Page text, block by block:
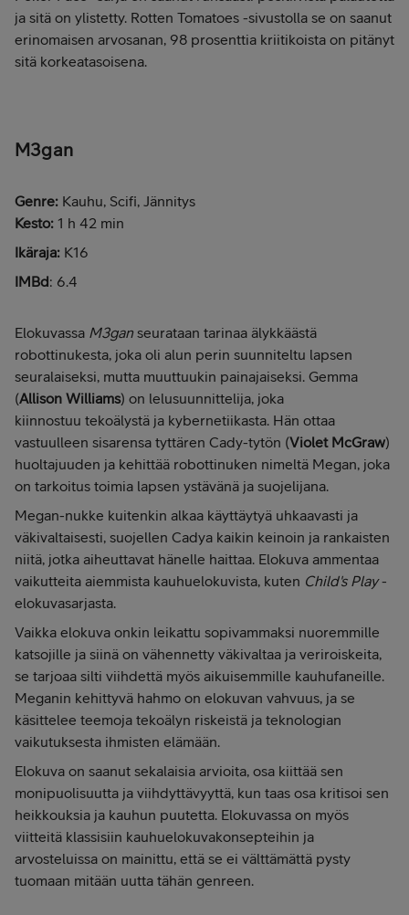
ja sitä on ylistetty. Rotten Tomatoes -sivustolla se on saanut
erinomaisen arvosanan, 98 prosenttia kriitikoista on pitänyt
sitä korkeatasoisena.
M3gan
Genre: Kauhu, Scifi, Jännitys
Kesto: 1 h 42 min
Ikäraja: K16
IMBd: 6.4
Elokuvassa M3ganseurataan tarinaa älykkäästä
robottinukesta, joka oli alun perin suunniteltu lapsen
seuralaiseksi, mutta muuttuukin painajaiseksi. Gemma
(Allison Williams) on lelusuunnittelija, joka
kiinnostuu tekoälystä ja kybernetiikasta. Hän ottaa
vastuulleen sisarensa tyttären Cady-tytön (Violet McGraw)
huoltajuuden ja kehittää robottinuken nimeltä Megan, joka
on tarkoitus toimia lapsen ystävänä ja suojelijana.
Megan-nukke kuitenkin alkaa käyttäytyä uhkaavasti ja
väkivaltaisesti, suojellen Cadya kaikin keinoin ja rankaisten
niitä, jotka aiheuttavat hänelle haittaa. Elokuva ammentaa
vaikutteita aiemmista kauhuelokuvista, kuten Child's Play-
elokuvasarjasta.
Vaikka elokuva onkin leikattu sopivammaksi nuoremmille
katsojille ja siinä on vähennetty väkivaltaa ja veriroiskeita,
se tarjoaa silti viihdettä myös aikuisemmille kauhufaneille.
Meganin kehittyvä hahmo on elokuvan vahvuus, ja se
käsittelee teemoja tekoälyn riskeistä ja teknologian
vaikutuksesta ihmisten elämään.
Elokuva on saanut sekalaisia arvioita, osa kiittää sen
monipuolisuutta ja viihdyttävyyttä, kun taas osa kritisoi sen
heikkouksia ja kauhun puutetta. Elokuvassa on myös
viitteitä klassisiin kauhuelokuvakonsepteihin ja
arvosteluissa on mainittu, että se ei välttämättä pysty
tuomaan mitään uutta tähän genreen.